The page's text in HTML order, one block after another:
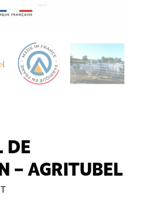
DE
– AGRITUBEL